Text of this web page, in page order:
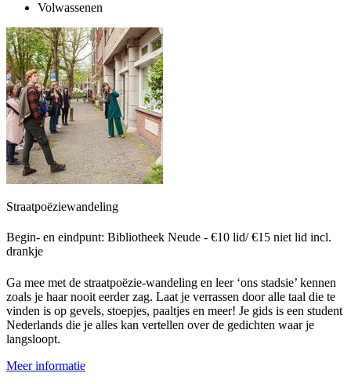
Volwassenen
Straatpoëziewandeling
Begin- en eindpunt: Bibliotheek Neude - €10 lid/ €15 niet lid incl.
drankje
Ga mee met de straatpoëzie-wandeling en leer ‘ons stadsie’ kennen
zoals je haar nooit eerder zag. Laat je verrassen door alle taal die te
vinden is op gevels, stoepjes, paaltjes en meer! Je gids is een student
Nederlands die je alles kan vertellen over de gedichten waar je
langsloopt.
Meer informatie